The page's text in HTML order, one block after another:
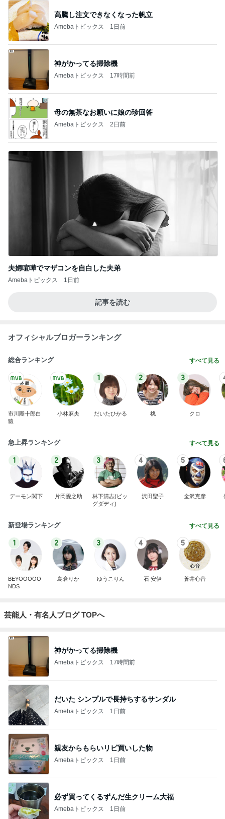
高騰し注文できなくなった帆立
Amebaトピックス 1日前
神がかってる掃除機
Amebaトピックス 17時間前
母の無茶なお願いに娘の珍回答
Amebaトピックス 2日前
夫婦喧嘩でマザコンを自白した夫弟
Amebaトピックス 1日前
記事を読む
オフィシャルブロガーランキング
総合ランキング すべて見る
市川團十郎白
猿
小林麻央
1
だいたひかる
2
桃
3
クロ
急上昇ランキング すべて見る
1
デーモン閣下
2
片岡愛之助
3
林下清志(ビッ
グダディ)
4
沢田聖子
5
金沢克彦
新登場ランキング すべて見る
1
BEYOOOOO
NDS
2
島倉りか
3
ゆうこりん
4
石 安伊
5
蒼井心音
芸能人・有名人ブログ TOPへ
神がかってる掃除機
Amebaトピックス 17時間前
だいた シンプルで長持ちするサンダル
Amebaトピックス 1日前
親友からもらいリピ買いした物
Amebaトピックス 1日前
必ず買ってくるずんだ生クリーム大福
Amebaトピックス 1日前